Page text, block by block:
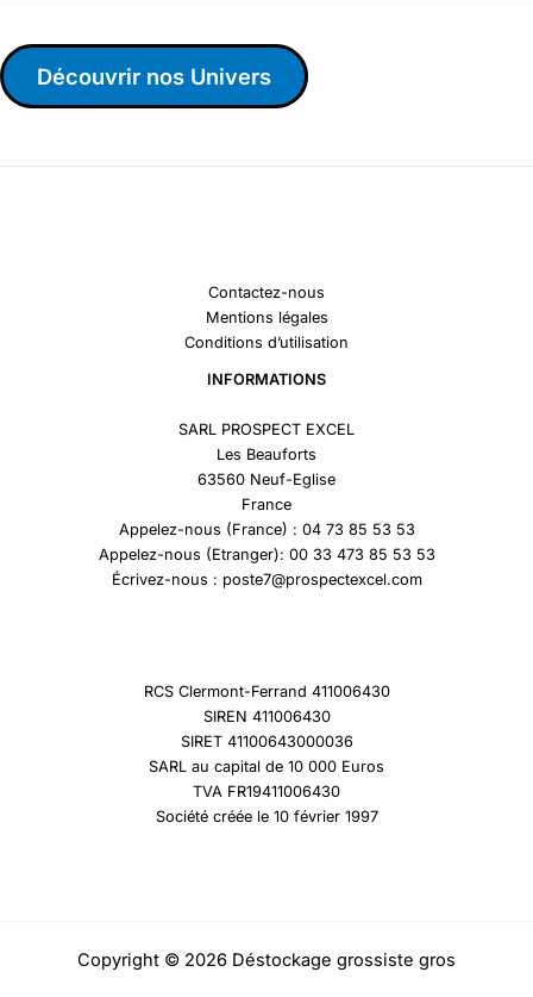
Découvrir nos Univers
Contactez-nous
Mentions légales
Conditions d’utilisation
INFORMATIONS
SARL PROSPECT EXCEL
Les Beauforts
63560 Neuf-Eglise
France
Appelez-nous (France) : 04 73 85 53 53
Appelez-nous (Etranger): 00 33 473 85 53 53
Écrivez-nous : poste7@prospectexcel.com
RCS Clermont-Ferrand 411006430
SIREN 411006430
SIRET 41100643000036
SARL au capital de 10 000 Euros
TVA FR19411006430
Société créée le 10 février 1997
Copyright © 2026 Déstockage grossiste gros